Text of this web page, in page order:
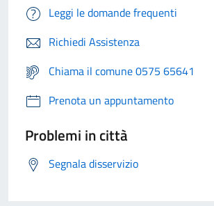
Leggi le domande frequenti
Richiedi Assistenza
Chiama il comune 0575 65641
Prenota un appuntamento
Problemi in città
Segnala disservizio